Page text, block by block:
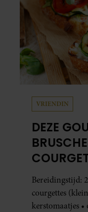
VRIENDIN
DEZE
JE
Bereidingstijd:
courgettes
kerstomaatjes